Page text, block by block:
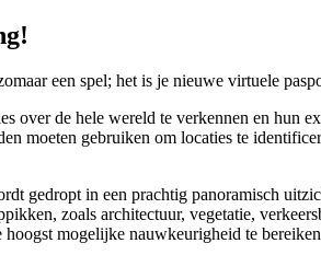
een spel; het is je nieuwe virtuele
over de hele wereld te verkennen en hun
moeten gebruiken om locaties te
gedropt in een prachtig panoramisch
zoals architectuur, vegetatie,
mogelijke nauwkeurigheid te